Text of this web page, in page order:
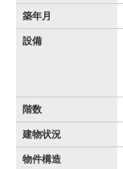
築年月
設備
階数
建物状況
物件構造